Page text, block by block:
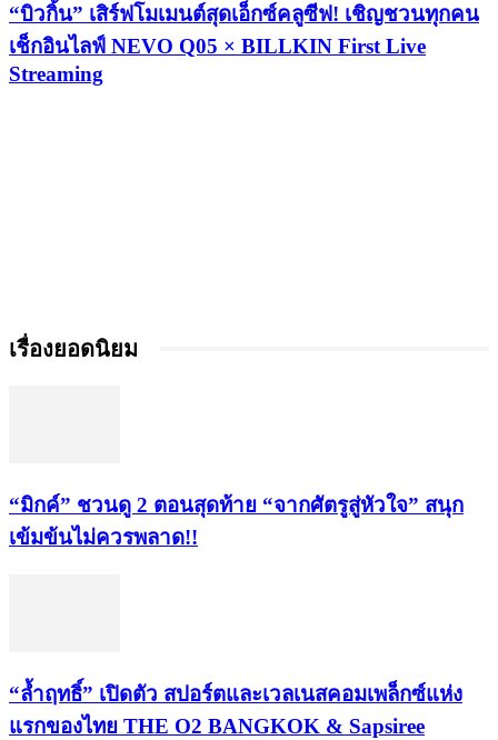
“บิวกิ้น” เสิร์ฟโมเมนต์สุดเอ็กซ์คลูซีฟ! เชิญชวนทุกคน
เช็กอินไลฟ์ NEVO Q05 × BILLKIN First Live
Streaming
เรื่องยอดนิยม
“มิกค์” ชวนดู 2 ตอนสุดท้าย “จากศัตรูสู่หัวใจ” สนุก
เข้มข้นไม่ควรพลาด!!
“ล้ำฤทธิ์” เปิดตัว สปอร์ตและเวลเนสคอมเพล็กซ์แห่ง
แรกของไทย THE O2 BANGKOK & Sapsiree